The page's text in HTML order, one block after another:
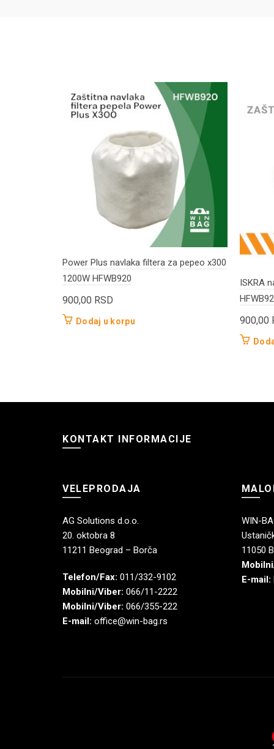
Power Plus navlaka filtera za pepeo x300
1200W HFWB920
900,00 RSD
Dodaj u korpu
ISKRA
900,00
KONTAKT INFORMACIJE
VELEPRODAJA
AG Solutions d.o.o.
20. oktobra 8
11211 Beograd – Borča
Telefon/Fax: 011/332-9102
Mobilni/Viber: 066/11-2222
Mobilni/Viber: 066/355-222
E-mail: office@win-bag.rs
WIN-
11050
E-mail: